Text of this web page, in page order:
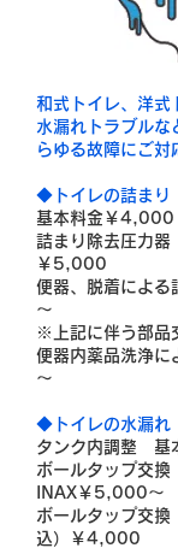
和式トイレ、洋式
水漏れトラブルな
らゆる故障にご対
◆トイレの詰まり
基本料金￥4,000
詰まり除去圧力器
￥5,000
便器、脱着によ
～
※上記に伴う部
便器内薬品洗浄
～
◆トイレの水漏れ
タンク内調整 基
ボールタップ交
INAX￥5,000～
ボールタップ交
込）￥4,000